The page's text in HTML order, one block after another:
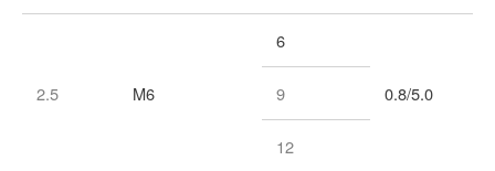
2.5 M6
6
0.8/5.0
9
12